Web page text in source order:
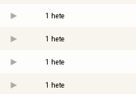
1 hete
1 hete
1 hete
1 hete